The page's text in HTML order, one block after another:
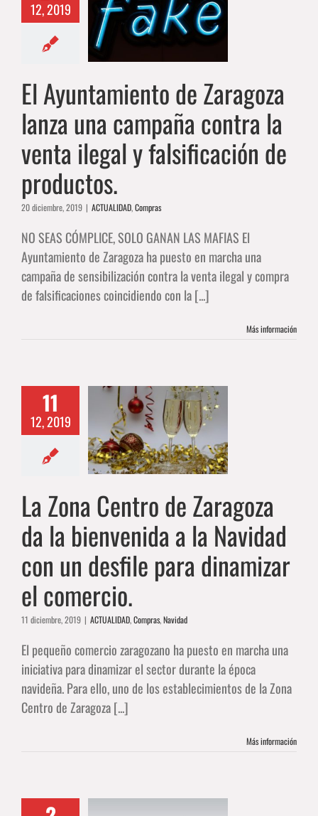
12, 2019
contra la
ilegal y
de
Compras
El Ayuntamiento de Zaragoza
lanza una campaña contra la
venta ilegal y falsificación de
productos.
20 diciembre, 2019 | ACTUALIDAD,Compras
NO SEAS CÓMPLICE, SOLO GANAN LAS MAFIAS El
Ayuntamiento de Zaragoza ha puesto en marcha una
campaña de sensibilización contra la venta ilegal y compra
de falsificaciones coincidiendo con la [...]
Más información
11
12, 2019
da la
a la
con un
para
Compras Navidad
La Zona Centro de Zaragoza
da la bienvenida a la Navidad
con un desfile para dinamizar
el comercio.
11 diciembre, 2019 | ACTUALIDAD,Compras,Navidad
El pequeño comercio zaragozano ha puesto en marcha una
iniciativa para dinamizar el sector durante la época
navideña. Para ello, uno de los establecimientos de la Zona
Centro de Zaragoza [...]
Más información
impulsa un